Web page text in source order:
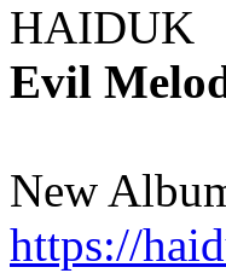
HAIDUK
Evil
New
https://